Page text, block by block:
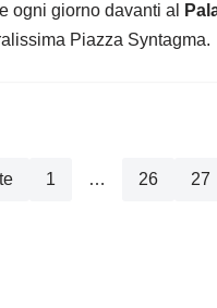
ogni giorno davanti al
Piazza Syntagma.
1 … 26 27